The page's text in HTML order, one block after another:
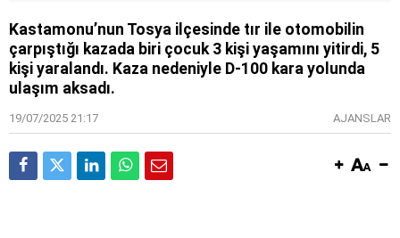
Kastamonu’nun Tosya ilçesinde tır ile otomobilin
çarpıştığı kazada biri çocuk 3 kişi yaşamını yitirdi, 5
kişi yaralandı. Kaza nedeniyle D-100 kara yolunda
ulaşım aksadı.
19/07/2025 21:17 AJANSLAR